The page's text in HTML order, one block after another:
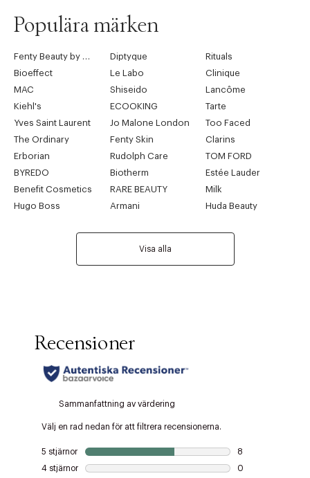
Populära märken
Diptyque
Rituals
Bioeffect
Le Labo
Clinique
MAC
Shiseido
Lancôme
Kiehl's
ECOOKING
Tarte
Yves Saint Laurent
Jo Malone London
Too Faced
The Ordinary
Fenty Skin
Clarins
Erborian
Rudolph Care
TOM FORD
BYREDO
Biotherm
Estée Lauder
Benefit Cosmetics
RARE BEAUTY
Milk
Hugo Boss
Armani Huda Beauty
Visa alla